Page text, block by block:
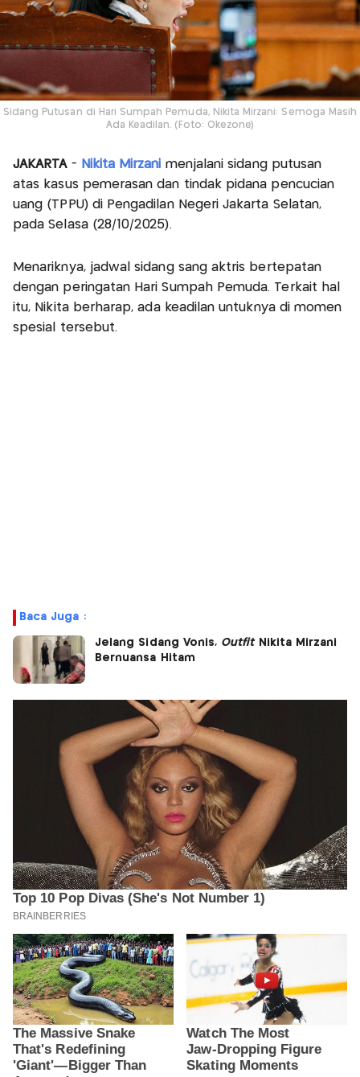
Sidang Putusan di Hari Sumpah Pemuda, Nikita Mirzani: Semoga Masih
Ada Keadilan. (Foto: Okezone)
JAKARTA- Nikita Mirzani menjalani sidang putusan
atas kasus pemerasan dan tindak pidana pencucian
uang (TPPU) di Pengadilan Negeri Jakarta Selatan,
pada Selasa (28/10/2025).
Menariknya, jadwal sidang sang aktris bertepatan
dengan peringatan Hari Sumpah Pemuda. Terkait hal
itu, Nikita berharap, ada keadilan untuknya di momen
spesial tersebut.
Baca Juga :
Jelang Sidang Vonis, OutfitNikita Mirzani
Bernuansa Hitam